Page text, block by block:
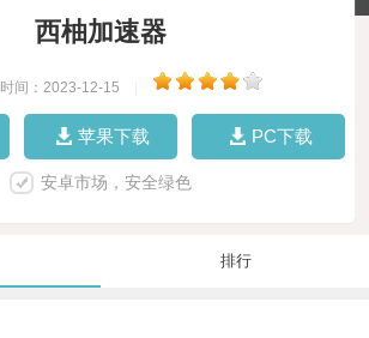
西柚加速器
时间：2023-12-15
苹果下载 PC下载
安卓市场，安全绿色
排行